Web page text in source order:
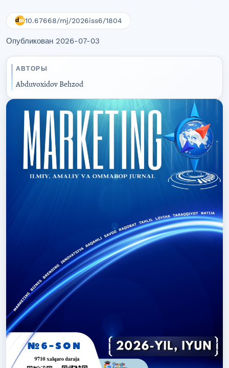
10.67668/mj/2026iss6/1804
Опубликован 2026-07-03
АВТОРЫ
Abduvoxidov Behzod